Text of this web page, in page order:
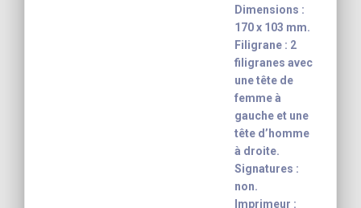
Dimensions :
170 x 103 mm.
Filigrane : 2
filigranes avec
une tête de
femme à
gauche et une
tête d’homme
à droite.
Signatures :
non.
Imprimeur :